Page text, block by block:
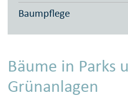
Baumpflege
Bäume in Parks
Grünanlagen